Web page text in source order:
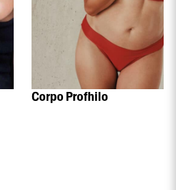
Corpo Profhilo